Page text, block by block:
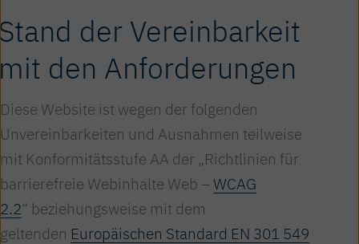
der Vereinbarkeit
den Anforderungen
Diese Website ist wegen der folgenden
Unvereinbarkeiten und Ausnahmen teilweise
mit Konformitätsstufe AA der „Richtlinien für
barrierefreie Webinhalte Web – WCAG
2.2“ beziehungsweise mit dem
geltenden Europäischen Standard EN 301 549